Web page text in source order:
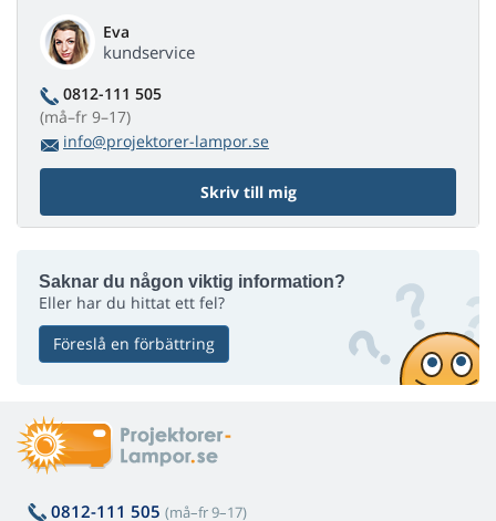
Eva
kundservice
0812-111 505
(må–fr 9–17)
info@projektorer-lampor.se
Skriv till mig
Saknar du någon viktig information?
Eller har du hittat ett fel?
Föreslå en förbättring
0812-111 505 (må–fr 9–17)